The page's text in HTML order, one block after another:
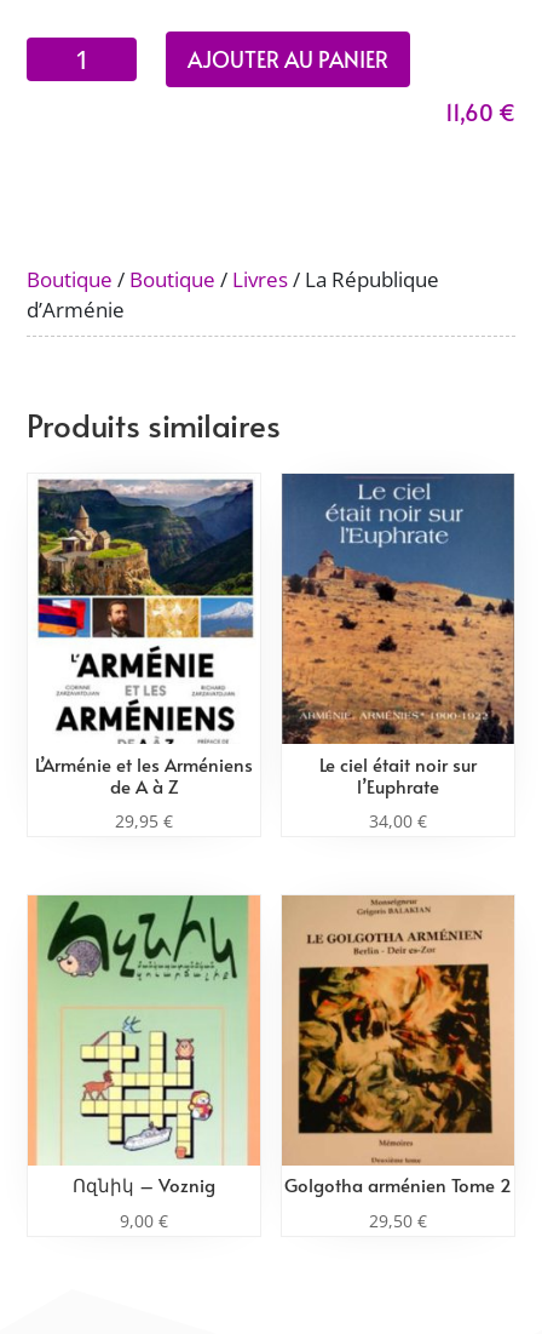
quantité
de
AJOUTER AU PANIER
11,60 €
Boutique / Boutique / Livres/ La République
d’Arménie
Produits similaires
L’Arménie et les Arméniens
de A à Z
29,95€
Le ciel était noir sur
l’Euphrate
34,00 €
Ոզնիկ – Voznig
9,00€
Golgotha arménien Tome 2
29,50 €